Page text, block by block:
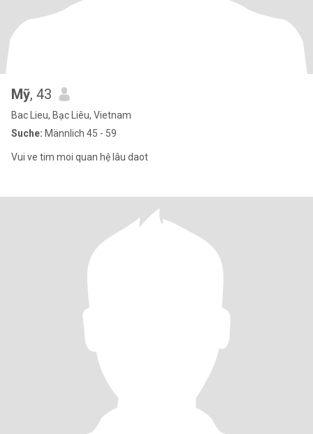
Mỹ, 43
Bac Lieu, Bạc Liêu, Vietnam
Suche: Männlich 45 - 59
Vui ve tim moi quan hệ lâu daot